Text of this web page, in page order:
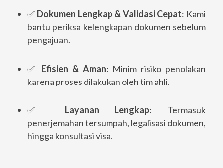
✅ Dokumen Lengkap & Validasi Cepat: Kami
bantu periksa kelengkapan dokumen sebelum
pengajuan.
✅ Efisien & Aman: Minim risiko penolakan
karena proses dilakukan oleh tim ahli.
✅ Layanan Lengkap: Termasuk
penerjemahan tersumpah, legalisasi dokumen,
hingga konsultasi visa.